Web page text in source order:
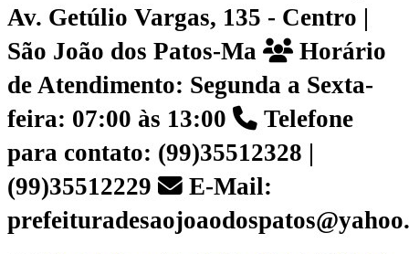
Av. Getúlio Vargas, 135 - Centro |
São João dos Patos-Ma
Horário
de Atendimento: Segunda a Sexta-
feira: 07:00 às 13:00
Telefone
para contato: (99)35512328 |
(99)35512229
E-Mail: